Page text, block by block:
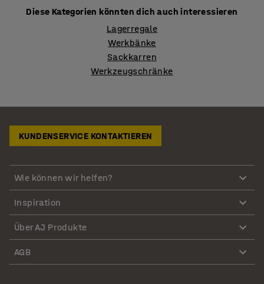
Diese Kategorien könnten dich auch interessieren
Lagerregale
Werkbänke
Sackkarren
Werkzeugschränke
KUNDENSERVICE KONTAKTIEREN
Wie können wir helfen?
Inspiration
Über AJ Produkte
AGB